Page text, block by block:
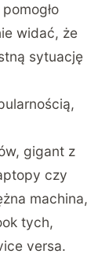
widać, że
sytuację
gigant z
czy
machina,
tych,
versa.